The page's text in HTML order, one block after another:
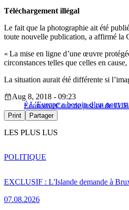
Téléchargement illégal
Le fait que la photographie ait été
toute nouvelle publication, a affirmé la
« La mise en ligne d’une œuvre
circonstances telles que celles en
La situation aurait été différente si
« L’Europe a besoin d’un
Aug 8, 2018 - 09:23
ÉconomieCour de justice de l'UE
Print Partager
LES PLUS LUS
EXCLUSIF : L'Islande demande à
07.08.2026
POLITIQUE